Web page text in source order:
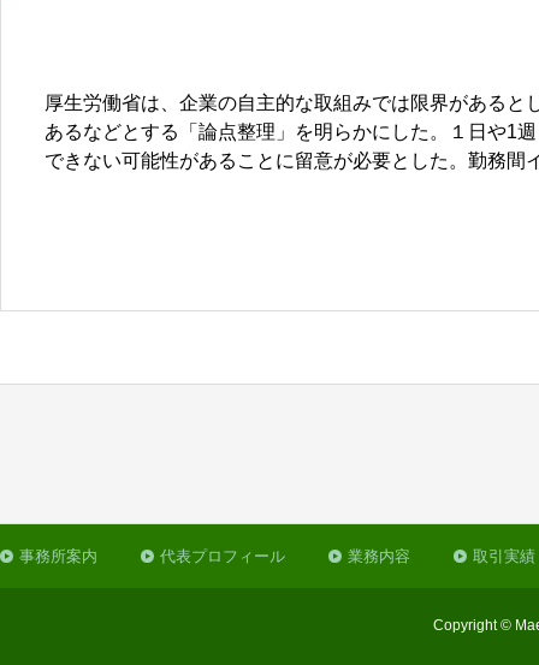
厚生労働省は、企業の自主的な取組みでは限界がある
あるなどとする「論点整理」を明らかにした。１日や1
できない可能性があることに留意が必要とした。勤務
事務所案内 代表プロフィール 業務内容 取引実績
Copyright ©